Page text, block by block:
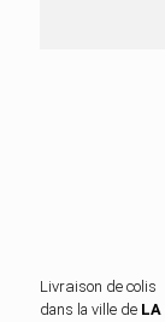
Livraison de colis
dans la ville de LA